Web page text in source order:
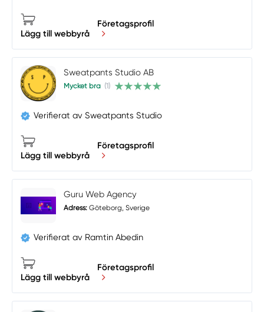
Lägg till webbyrå
Företagsprofil
Sweatpants Studio AB
Mycket bra (1)
Verifierat av Sweatpants Studio
Lägg till webbyrå
Företagsprofil
Guru Web Agency
Adress: Göteborg, Sverige
Verifierat av Ramtin Abedin
Lägg till webbyrå
Företagsprofil